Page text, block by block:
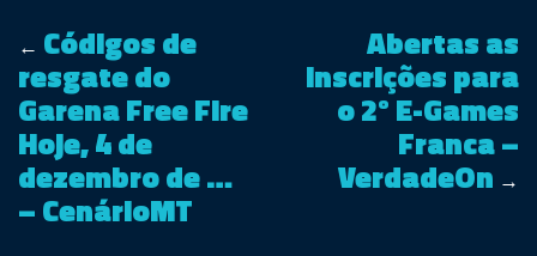
← Códigos de
resgate do
Garena Free Fire
Hoje, 4 de
dezembro de …
– CenárioMT
Abertas as
inscrições para
o 2º E-Games
Franca –
VerdadeOn →